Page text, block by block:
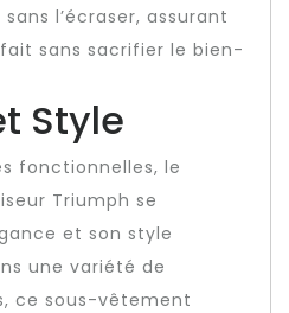
l’écraser, assurant
sans sacrifier le bien-
Style
fonctionnelles, le
Triumph se
et son style
une variété de
ce sous-vêtement